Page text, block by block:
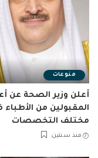
منوعات
أعلن وزير الصحة عن
المقبولين من الأطباء
مختلف التخصصات
منذ سنتين